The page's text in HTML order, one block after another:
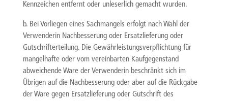
Kennzeichen entfernt oder unleserlich gemacht wurden.
b. Bei Vorliegen eines Sachmangels erfolgt nach Wahl der
Verwenderin Nachbesserung oder Ersatzlieferung oder
Gutschrifterteilung. Die Gewährleistungsverpflichtung für
mangelhafte oder vom vereinbarten Kaufgegenstand
abweichende Ware der Verwenderin beschränkt sich im
Übrigen auf die Nachbesserung oder aber auf die Rückgabe
der Ware gegen Ersatzlieferung oder Gutschrift des